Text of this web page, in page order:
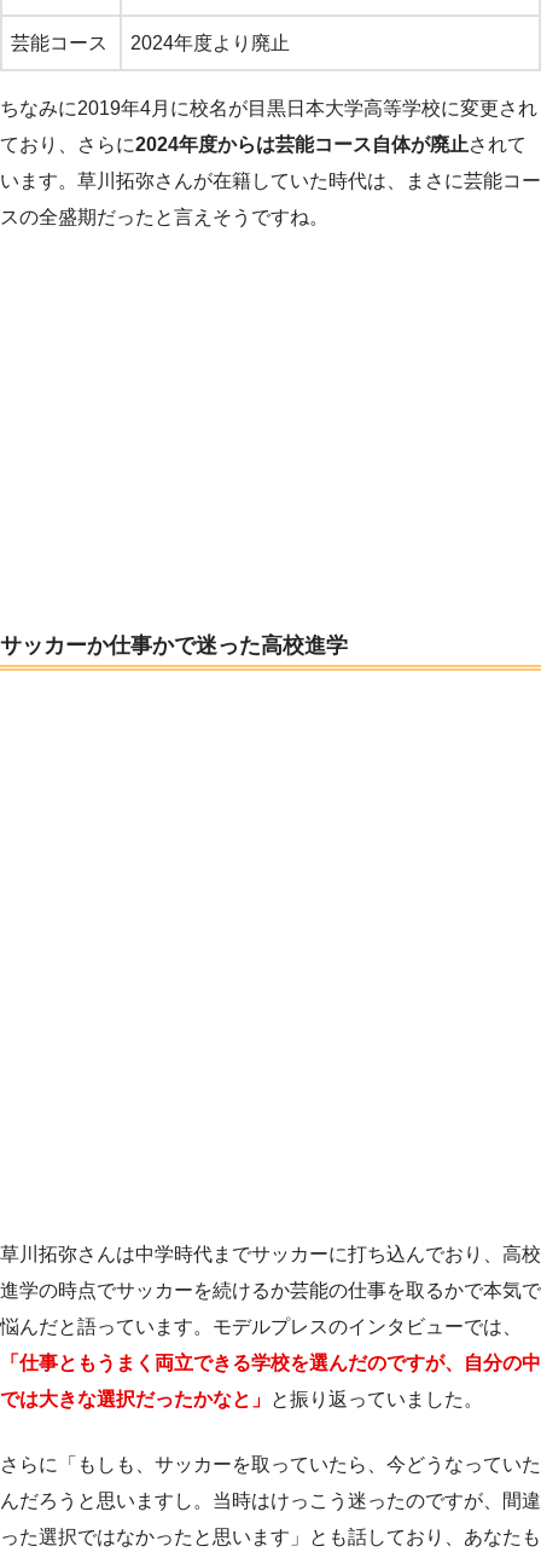
芸能コース 2024年度より廃止
ちなみに2019年4月に校名が目黒日本大学高等学校に変更され
ており、さらに2024年度からは芸能コース自体が廃止されて
います。草川拓弥さんが在籍していた時代は、まさに芸能コー
スの全盛期だったと言えそうですね。
サッカーか仕事かで迷った高校進学
草川拓弥さんは中学時代までサッカーに打ち込んでおり、高校
進学の時点でサッカーを続けるか芸能の仕事を取るかで本気で
悩んだと語っています。モデルプレスのインタビューでは、
「仕事ともうまく両立できる学校を選んだのですが、自分の中
では大きな選択だったかなと」 と振り返っていました。
さらに「もしも、サッカーを取っていたら、今どうなっていた
んだろうと思いますし。当時はけっこう迷ったのですが、間違
った選択ではなかったと思います」とも話しており、あなたも